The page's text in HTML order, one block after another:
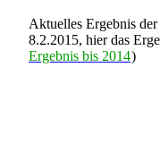
Aktuelles Ergebnis
8.2.2015, hier das
Ergebnis bis 2014)